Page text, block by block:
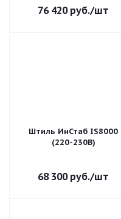
76 420руб./шт
Штиль ИнСтаб IS8000
(220-230В)
68 300руб./шт